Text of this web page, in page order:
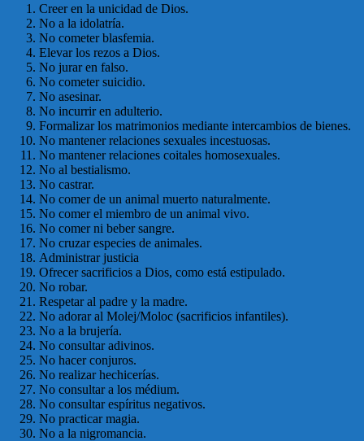
Creer en la unicidad de Dios.
No a la idolatría.
No cometer blasfemia.
Elevar los rezos a Dios.
No jurar en falso.
No cometer suicidio.
No asesinar.
No incurrir en adulterio.
Formalizar los matrimonios mediante intercambios de bienes.
No mantener relaciones sexuales incestuosas.
No mantener relaciones coitales homosexuales.
No al bestialismo.
No castrar.
No comer de un animal muerto naturalmente.
No comer el miembro de un animal vivo.
No comer ni beber sangre.
No cruzar especies de animales.
Administrar justicia
Ofrecer sacrificios a Dios, como está estipulado.
No robar.
Respetar al padre y la madre.
No adorar al Molej/Moloc (sacrificios infantiles).
No a la brujería.
No consultar adivinos.
No hacer conjuros.
No realizar hechicerías.
No consultar a los médium.
No consultar espíritus negativos.
No practicar magia.
No a la nigromancia.